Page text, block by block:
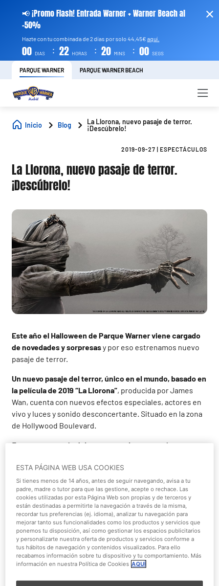
📢 ¡Promo Flash! Entrada Warner + Warner Beach al
-50%
Hazte con tu combinada de 2 días por solo 44,45€ aquí.
00 DIAS : 22 HORAS : 19 MINS : 59 SEGS
PARQUE WARNER PARQUE WARNER BEACH
Inicio Blog
La Llorona, nuevo pasaje de terror.
¡Descúbrelo!
2019-09-27 ESPECTÁCULOS
La Llorona, nuevo pasaje de terror.
¡Descúbrelo!
Este año el Halloween de Parque Warner viene cargado
de novedades y sorpresasy por eso estrenamos nuevo
pasaje de terror.
Un nuevo pasaje del terror, único en el mundo, basado en
la película de 2019 “La Llorona”, producida por James
Wan, cuenta con nuevos efectos especiales, actores en
vivo y luces y sonido desconcertante. Situado en la zona
de Hollywood Boulevard.
Estenuevo pasaje del terror mezcla secuencias en
un recorrido de más de 200 metros entre sinuosos
caminos, altos arboles y zonas con poca luz.
Historia y versiones
Para la ejecución del nuevo pasajehemos querido
recrear las escenas más significativas de la reciente
película y también continuar de manera fiel a la famosa
leyenda que aterrorizó a millones de niños de pequeños.
ESTA PÁGINA WEB USA COOKIES
Si tienes menos de 14 años, antes de seguir navegando, avisa a tu
padre, madre o tutor para que las gestione, acepte o rechace. Las
cookies utilizadas por esta Página Web son propias y de terceros y
están destinadas a permitirte la navegación a través de la misma,
recordar tus preferencias (ej. idioma), analizar tu navegación para
mejorar tanto sus funcionalidades como los productos y servicios que
ponemos tu disposición, así como gestionar los espacios publicitarios
y personalizarte nuestra oferta de productos y servicios conforme a
tus hábitos de navegación y contenidos visualizados. Para ello
recabamos información sobre tu dispositivo y tu comportamiento. Más
información en nuestra Política de Cookies AQUÍ